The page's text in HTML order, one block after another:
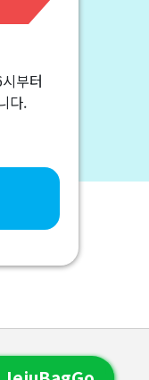
부터
다.